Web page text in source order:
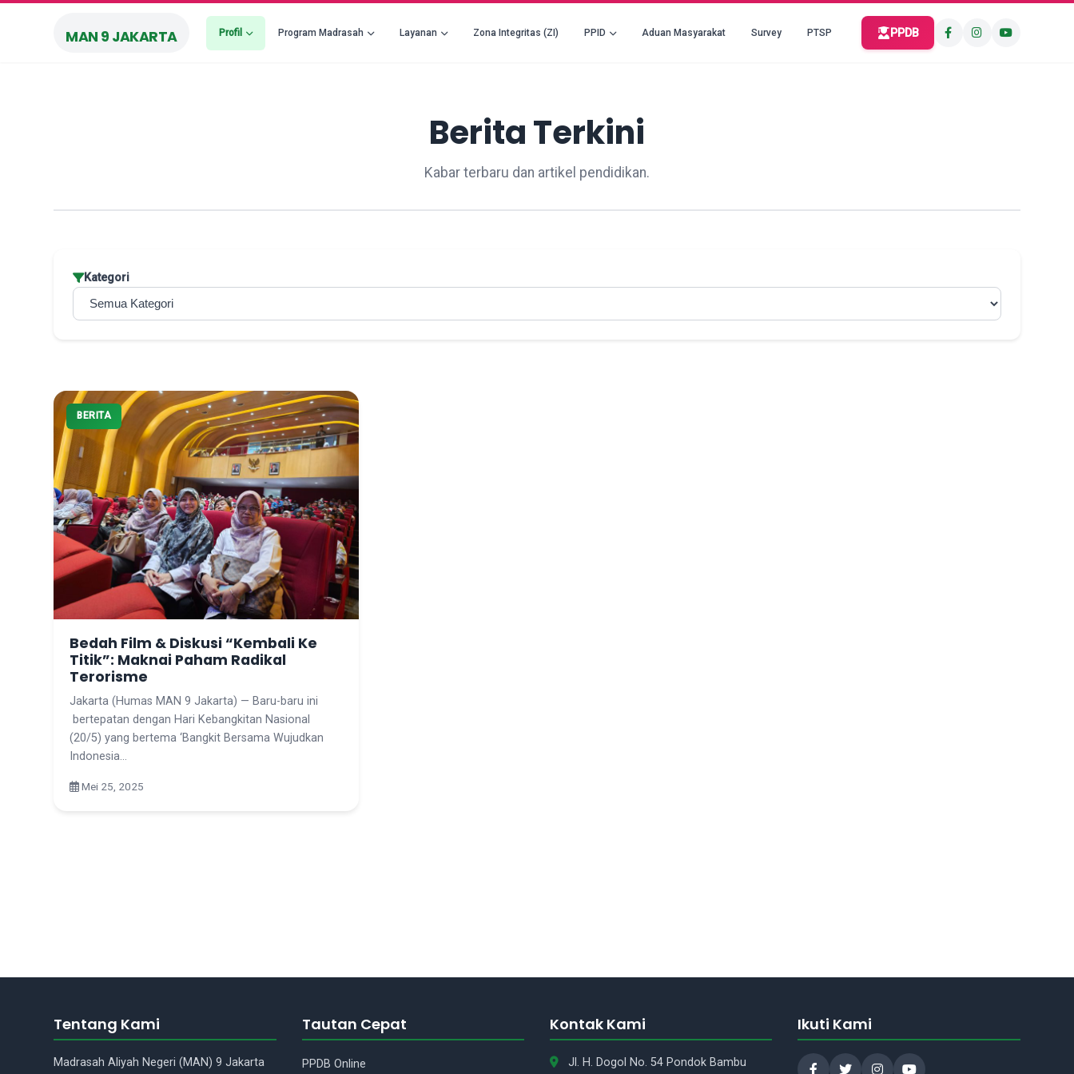
MAN 9 JAKARTA Profil Program Madrasah Layanan Zona Integritas (ZI) PPID Aduan Masyarakat Survey PTSP PPDB
Berita Terkini
Kabar terbaru dan artikel pendidikan.
Kategori
BERITA
Bedah Film & Diskusi “Kembali Ke
Titik”: Maknai Paham Radikal
Terorisme
Jakarta (Humas MAN 9 Jakarta) — Baru-baru ini
bertepatan dengan Hari Kebangkitan Nasional
(20/5) yang bertema ‘Bangkit Bersama Wujudkan
Indonesia…
Mei 25, 2025
Tentang Kami
Madrasah Aliyah Negeri (MAN) 9 Jakarta
Tautan Cepat
PPDB Online
Kontak Kami
Jl. H. Dogol No. 54 Pondok Bambu
Ikuti Kami